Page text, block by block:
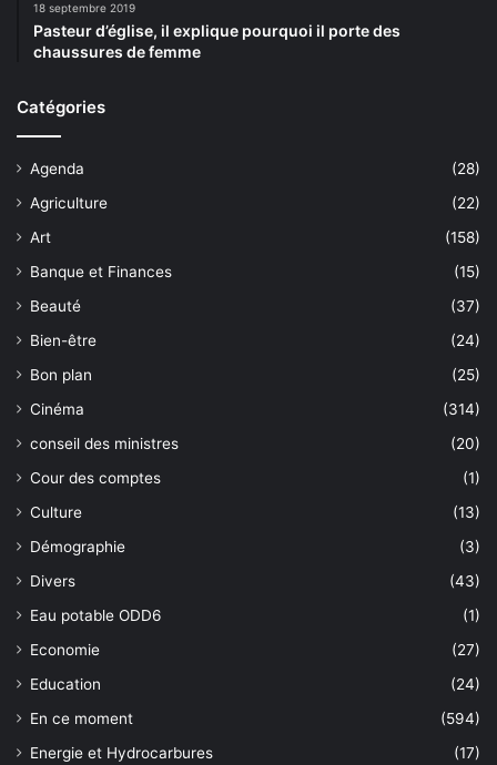
18 septembre 2019
Pasteur d’église, il explique pourquoi il porte des
chaussures de femme
Catégories
Agenda
(28)
Agriculture
(22)
Art
(158)
Banque et Finances
(15)
Beauté
(37)
Bien-être
(24)
Bon plan
(25)
Cinéma
(314)
conseil des ministres
(20)
Cour des comptes
(1)
Culture
(13)
Démographie
(3)
Divers
(43)
Eau potable ODD6
(1)
Economie
(27)
Education
(24)
En ce moment
(594)
Energie et Hydrocarbures
(17)